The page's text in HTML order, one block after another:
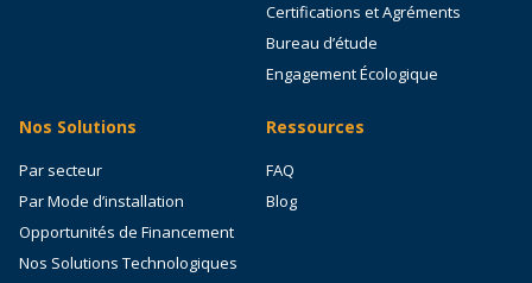
Certifications et Agréments
Bureau d’étude
Engagement Écologique
Nos Solutions
Par secteur
Par Mode d’installation
Opportunités de Financement
Nos Solutions Technologiques
Ressources
FAQ
Blog